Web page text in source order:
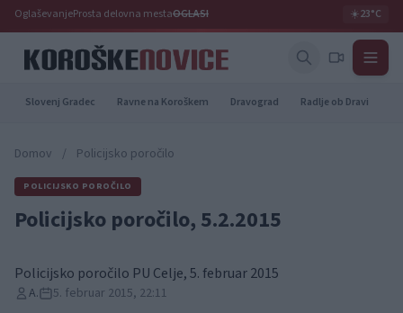
OglaševanjeProsta delovna mestaOGLASI ☀️23°C
Slovenj Gradec Ravne na Koroškem Dravograd Radlje ob Dravi
Domov / Policijsko poročilo
POLICIJSKO POROČILO
Policijsko poročilo, 5.2.2015
Policijsko poročilo PU Celje, 5. februar 2015
A. 5. februar 2015, 22:11